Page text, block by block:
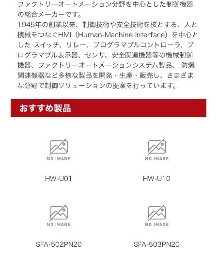
ファクトリーオートメーション分野を中心とした制御機器
の総合メーカーです。
1945年の創業以来、制御技術や安全技術を核とする、人と
機械をつなぐHMI（Human-Machine Interface）を中心と
した スイッチ、リレー、プログラマブルコントローラ、プ
ログラマブル表示器、センサ、安全関連機器等の機械制御
機器、ファクトリーオートメーションシステム製品、 防爆
関連機器など多様な製品を開発・生産・販売し、さまざま
な分野で制御ソリューションの提案を行っています。
おすすめ製品
HW-U01 HW-U10
SFA-502PN20 SFA-503PN20